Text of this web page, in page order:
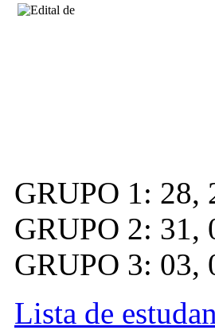
GRUPO 1: 28,
GRUPO 2: 31,
GRUPO 3: 03,
Lista de